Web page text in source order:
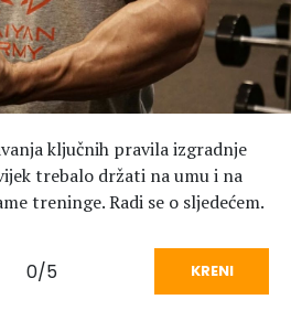
ključnih pravila izgradnje
trebalo držati na umu i na
treninge. Radi se o sljedećem.
0/5 KRENI